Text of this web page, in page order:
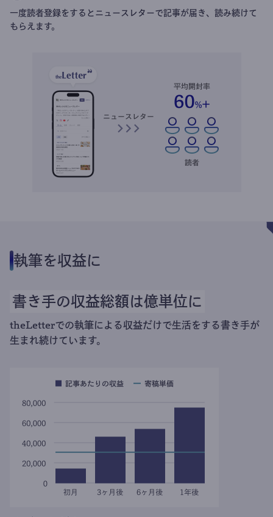
一度読者登録をするとニュースレターで記事が届き、読み続けて
もらえます。
執筆を収益に
書き手の収益総額は億単位に
theLetterでの執筆による収益だけで生活をする書き手が
生まれ続けています。